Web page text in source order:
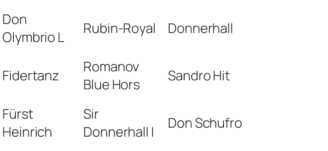
Don
Olymbrio L
Rubin-Royal Donnerhall
Fidertanz
Romanov
Blue Hors
Sandro Hit
Fürst
Heinrich
Sir
Donnerhall I
Don Schufro